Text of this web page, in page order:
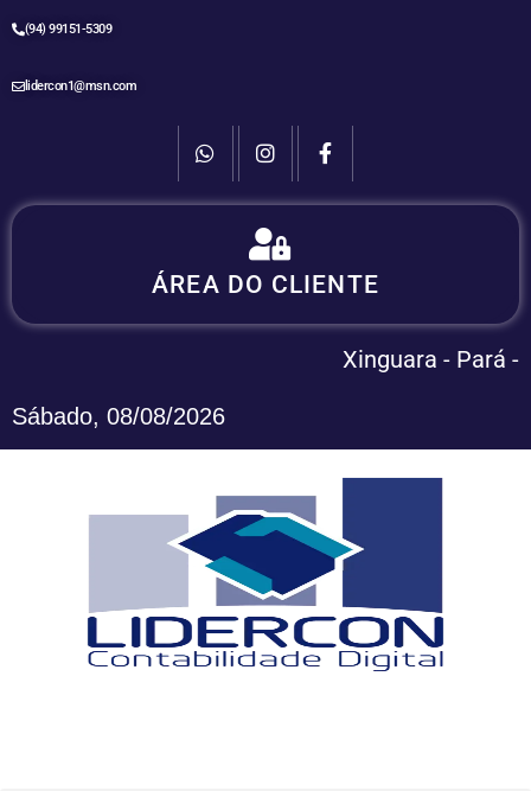
(94) 99151-5309
lidercon1@msn.com
ÁREA DO CLIENTE
Login:
Área do Cliente - Sieg
Xinguara - Pará -
Sábado, 08/08/2026